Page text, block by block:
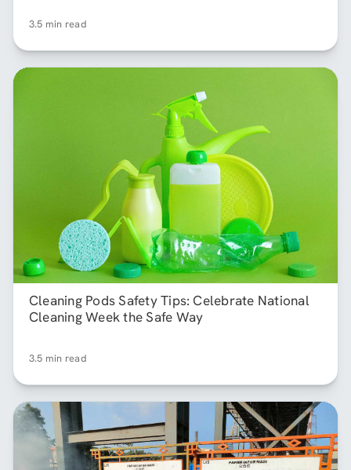
3.5 min read
Cleaning Pods Safety Tips: Celebrate National
Cleaning Week the Safe Way
3.5 min read